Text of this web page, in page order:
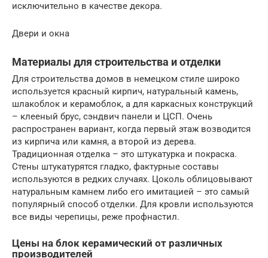
исключительно в качестве декора.
Двери и окна
Материалы для строительства и отделки
Для строительства домов в немецком стиле широко
используется красный кирпич, натуральный камень,
шлакоблок и керамоблок, а для каркасных конструкций
– клееный брус, сэндвич панели и ЦСП. Очень
распространен вариант, когда первый этаж возводится
из кирпича или камня, а второй из дерева.
Традиционная отделка – это штукатурка и покраска.
Стены штукатурятся гладко, фактурные составы
используются в редких случаях. Цоколь облицовывают
натуральным камнем либо его имитацией – это самый
популярный способ отделки. Для кровли используются
все виды черепицы, реже профнастил.
Цены на блок керамический от различных
производителей